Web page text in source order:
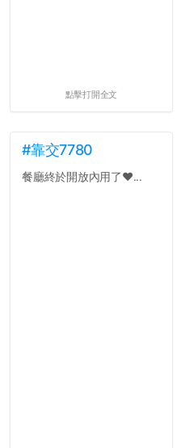
點擊打開全文
#靠交7780
餐廳終於開放內用了❤️...